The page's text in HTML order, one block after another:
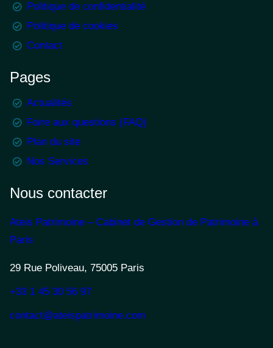
Politique de confidentialité
Politique de cookies
Contact
Pages
Actualités
Foire aux questions (FAQ)
Plan du site
Nos Services
Nous contacter
Ateis Patrimoine – Cabinet de Gestion de Patrimoine à
Paris
29 Rue Poliveau, 75005 Paris
+33 1 45 30 56 97
contact@ateispatrimoine.com